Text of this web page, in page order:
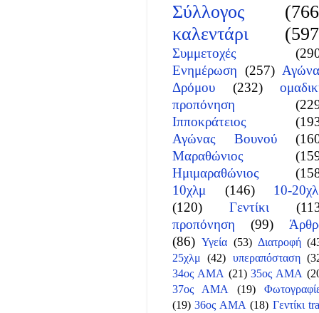
Σύλλογος
καλεντάρι
Συμμετοχές
Ενημέρωση (257)
Δρόμου
(232)
προπόνηση
Ιπποκράτειος
Αγώνας Βουνού
Μαραθώνιος
Ημιμαραθώνιος
10χλμ
(146)
10-
(120)
Γεντίκι
προπόνηση
(99)
(86) Υγεία (53) Διατροφή
25χλμ (42) υπεραπόσταση
34ος ΑΜΑ (21) 35ος ΑΜΑ
37ος ΑΜΑ
(19)
(19) 36ος ΑΜΑ (18) Γεντίκι